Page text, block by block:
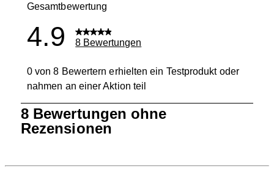
Gesamtbewertung
4.9 8 Bewertungen
0 von 8 Bewertern erhielten ein Testprodukt oder
nahmen an einer Aktion teil
bis
8
8 Bewertungen ohne
Rezensionen